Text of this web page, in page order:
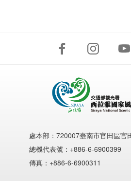
處本部： 720007臺南市官田區官
總機代表號：+886-6-6900399
傳真：+886-6-6900311